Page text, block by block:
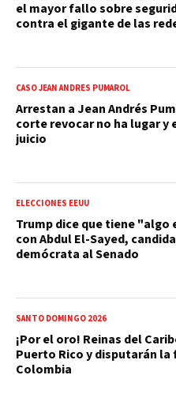
el mayor fallo sobre
contra el gigante de las
CASO JEAN ANDRÉS PUMAROL
Arrestan a Jean Andrés
corte revocar no ha lugar y
juicio
ELECCIONES EEUU
Trump dice que tiene "algo
con Abdul El-Sayed,
demócrata al Senado
SANTO DOMINGO 2026
¡Por el oro! Reinas del
Puerto Rico y disputarán
Colombia